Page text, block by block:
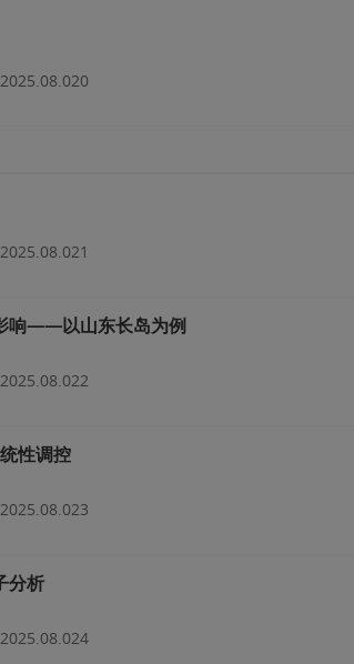
响——以山东长岛为例
性调控
分析